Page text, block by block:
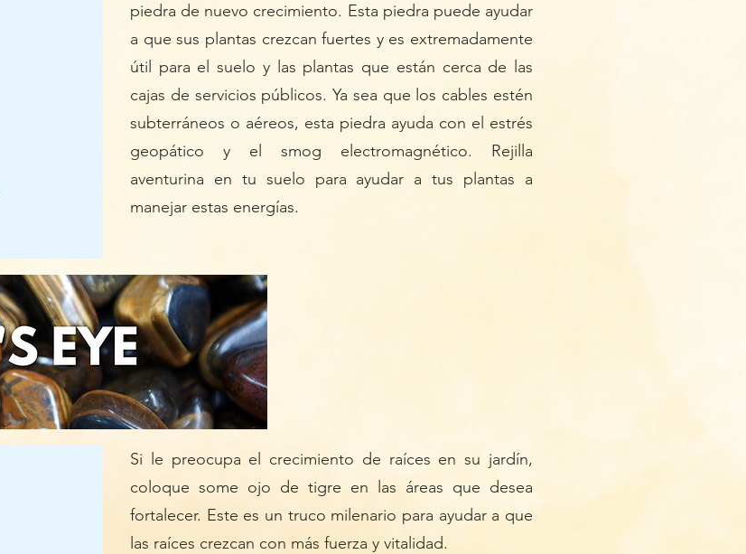
piedra de nuevo crecimiento. Esta piedra puede ayudar
a que sus plantas crezcan fuertes y es extremadamente
útil para el suelo y las plantas que están cerca de las
cajas de servicios públicos. Ya sea que los cables estén
subterráneos o aéreos, esta piedra ayuda con el estrés
geopático y el smog electromagnético. Rejilla
aventurina en tu suelo para ayudar a tus plantas a
manejar estas energías.
Si le preocupa el crecimiento de raíces en su jardín,
coloque some ojo de tigre en las áreas que desea
fortalecer. Este es un truco milenario para ayudar a que
las raíces crezcan con más fuerza y vitalidad.